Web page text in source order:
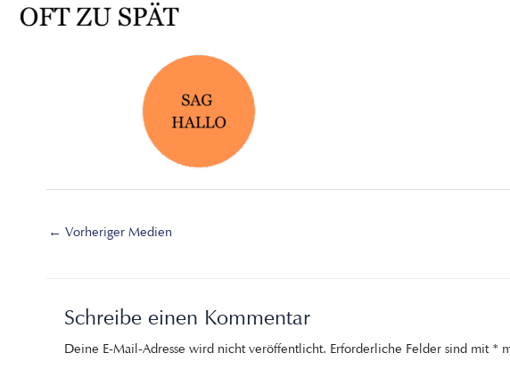
← Vorheriger Medien
Schreibe einen Kommentar
Deine E-Mail-Adresse wird nicht veröffentlicht. Erforderliche Felder sind mit *